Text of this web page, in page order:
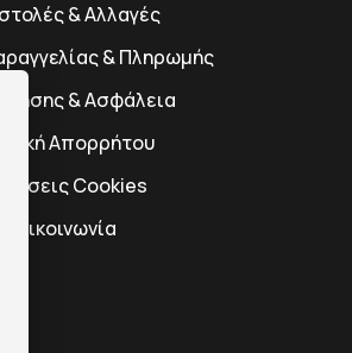
& Αλλαγές
& Πληρωμής
& Ασφάλεια
Απορρήτου
Cookies
Επικοινωνία